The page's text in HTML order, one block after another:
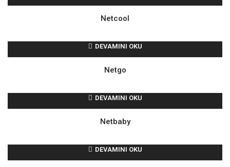
Netcool
DEVAMINI OKU
Netgo
DEVAMINI OKU
Netbaby
DEVAMINI OKU